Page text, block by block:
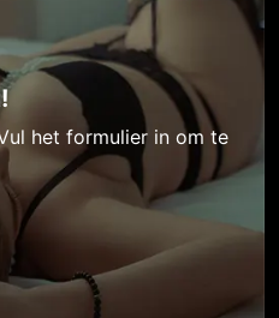
het formulier in om te